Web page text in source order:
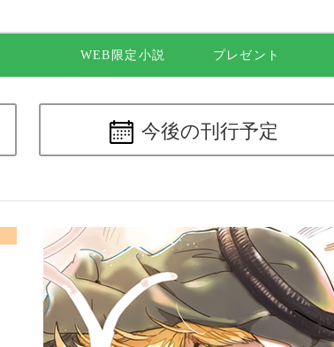
WEB限定小説 プレゼント
今後の刊行予定